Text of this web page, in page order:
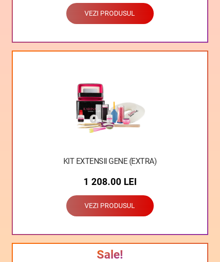
VEZI PRODUSUL
KIT EXTENSII GENE (EXTRA)
1 208.00 LEI
VEZI PRODUSUL
Sale!